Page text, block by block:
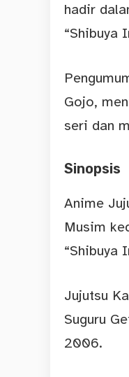
hadir
“Shibuya
Gojo,
seri dan
Sinopsis
Anime
Musim
“Shibuya
Jujutsu
Suguru
2006.